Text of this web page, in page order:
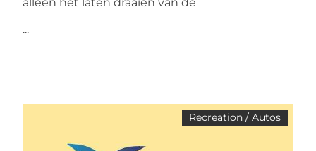
...
Recreation / Autos